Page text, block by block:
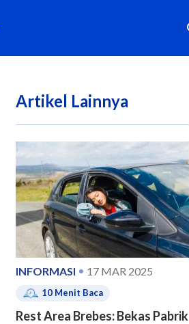
Artikel Lainnya
INFORMASI 17 MAR 2025
10 Menit Baca
Rest Area Brebes: Bekas Pabrik